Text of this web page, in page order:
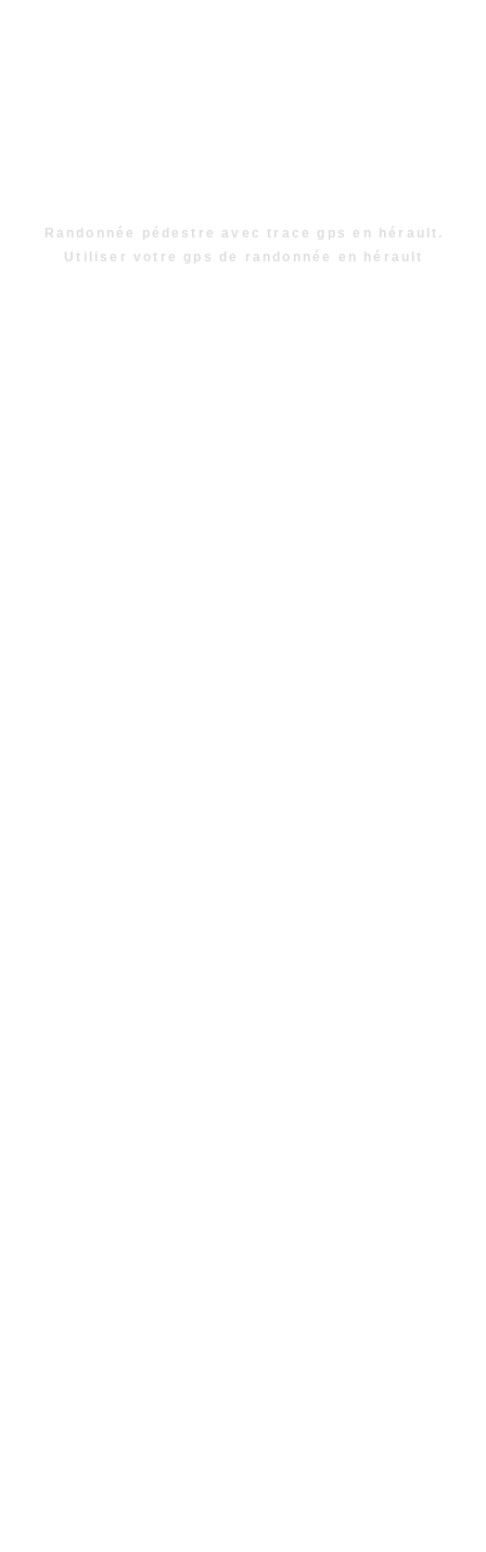
Randonnée pédestre avec trace gps en hérault.
Utiliser votre gps de randonnée en hérault